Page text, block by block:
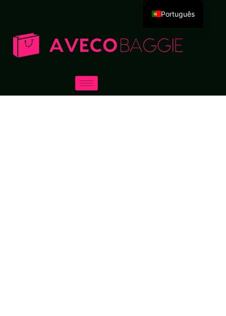
Português
Deutsch
العربية